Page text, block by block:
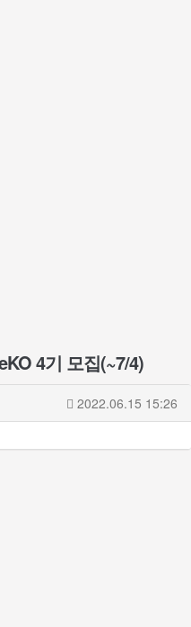
4기 모집(~7/4)
2022.06.15 15:26